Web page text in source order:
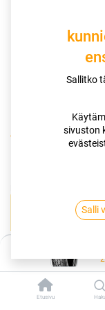
Etusivu
Kauppa 130/
130/80-18
Tällä tuotteella ei
Sallitko
sivuston
Salli